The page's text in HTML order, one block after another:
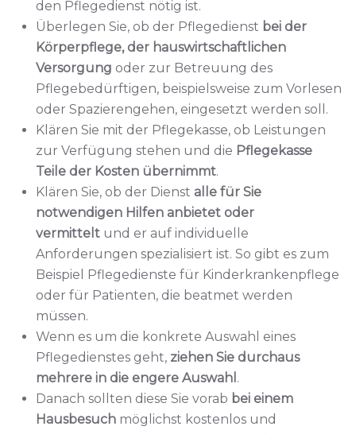
den Pflegedienst nötig ist.
Überlegen Sie, ob der Pflegedienst bei der
Körperpflege, der hauswirtschaftlichen
Versorgung oder zur Betreuung des
Pflegebedürftigen, beispielsweise zum Vorlesen
oder Spazierengehen, eingesetzt werden soll.
Klären Sie mit der Pflegekasse, ob Leistungen
zur Verfügung stehen und die Pflegekasse
Teile der Kosten übernimmt.
Klären Sie, ob der Dienst alle für Sie
notwendigen Hilfen anbietet oder
vermittelt und er auf individuelle
Anforderungen spezialisiert ist. So gibt es zum
Beispiel Pflegedienste für Kinderkrankenpflege
oder für Patienten, die beatmet werden
müssen.
Wenn es um die konkrete Auswahl eines
Pflegedienstes geht, ziehen Sie durchaus
mehrere in die engere Auswahl .
Danach sollten diese Sie vorab bei einem
Hausbesuch möglichst kostenlos und